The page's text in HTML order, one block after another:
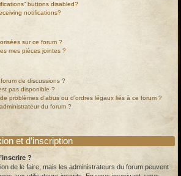
buttons disabled?
notifications?
sur ce forum ?
mes pièces jointes ?
de discussions ?
pas disponible ?
problèmes d’abus ou d’ordres légaux liés à ce forum ?
du forum ?
et d’inscription
?
de le faire, mais les administrateurs du forum peuvent